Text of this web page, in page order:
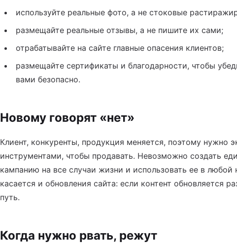
используйте реальные фото, а не стоковые
размещайте реальные отзывы, а не пишите их сами;
отрабатывайте на сайте главные опасения клиентов;
размещайте сертификаты и благодарности, чтобы
вами безопасно.
Новому говорят «нет»
Клиент, конкуренты, продукция меняется, поэтому нужно
инструментами, чтобы продавать. Невозможно создать
кампанию на все случаи жизни и использовать ее в любой
касается и обновления сайта: если контент обновляется
путь.
Когда нужно рвать, режут